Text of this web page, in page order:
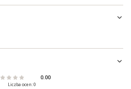
0.00
Liczba ocen: 0